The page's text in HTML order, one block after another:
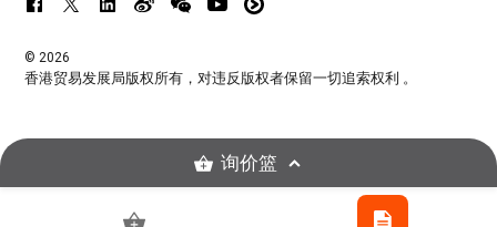
© 2026
香港贸易发展局版权所有，对违反版权者保留一切追索权利 。
询价篮